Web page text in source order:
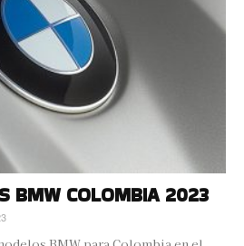
BMW COLOMBIA 2023